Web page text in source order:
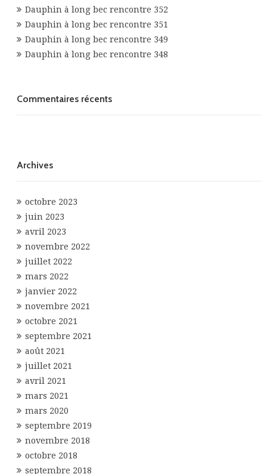
Dauphin à long bec rencontre 352
Dauphin à long bec rencontre 351
Dauphin à long bec rencontre 349
Dauphin à long bec rencontre 348
Commentaires récents
Archives
octobre 2023
juin 2023
avril 2023
novembre 2022
juillet 2022
mars 2022
janvier 2022
novembre 2021
octobre 2021
septembre 2021
août 2021
juillet 2021
avril 2021
mars 2021
mars 2020
septembre 2019
novembre 2018
octobre 2018
septembre 2018